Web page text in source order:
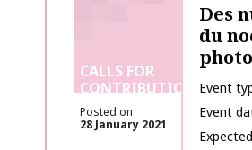
CALLS FOR
CONTRIBUTIONS
Posted on
28 January 2021
Des
du
Event
Event